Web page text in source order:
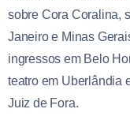
sobre Cora Coralina,
Janeiro e Minas
ingressos em Belo
teatro em Uberlândia
Juiz de Fora.